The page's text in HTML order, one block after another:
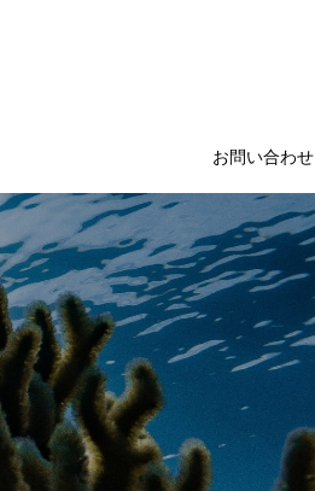
お問い合わせ